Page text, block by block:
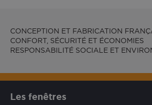
CONCEPTION ET FABRICATION
CONFORT, SÉCURITÉ ET ÉCONOMIES
RESPONSABILITÉ SOCIALE ET
Les fenêtres